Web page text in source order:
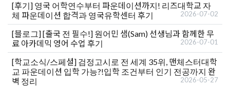
[후기] 영국 어학연수부터 파운데이션까지! 리즈대학교 자
체 파운데이션 합격과 영국유학센터 후기
2026-07-02
[블로그][출국 전 필수!] 원어민 샘(Sam) 선생님과 함께한 무
료 아카데믹 영어 수업 후기
2026-07-01
[학교소식/스페셜] 검정고시로 전 세계 35위, 맨체스터대학
교 파운데이션 입학 가능?!입학 조건부터 인기 전공까지 완
벽 정리
2026-05-27